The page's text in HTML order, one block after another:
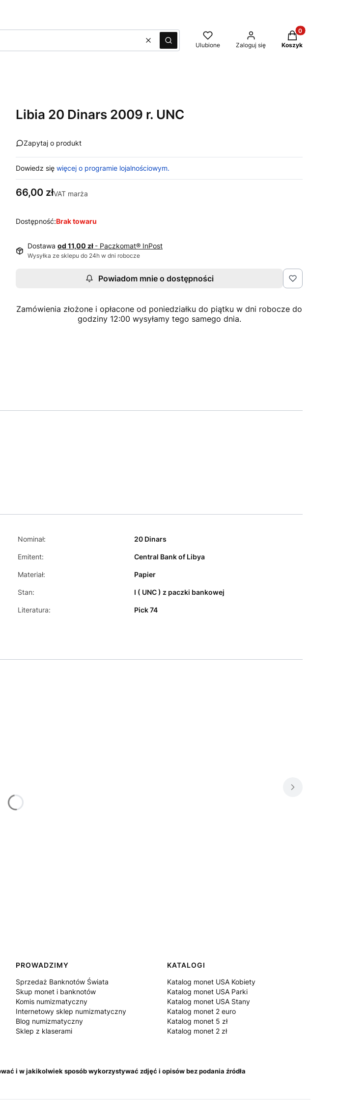
WyczyśćSzukaj Ulubione Zaloguj się
Produkty w
Koszyk
Libia 20 Dinars 2009 r. UNC
Zapytaj o produkt
Dowiedz się więcej o programie lojalnościowym.
Cena
66,00 złVAT marża
Dostępność:Brak towaru
Dostawa od 11,00 zł - Paczkomat® InPost
Wysyłka ze sklepu do 24h w dni robocze
Powiadom mnie o dostępności
Zamówienia złożone i opłacone od poniedziałku do piątku w dni robocze do
godziny 12:00 wysyłamy tego samego dnia.
Nominał: 20 Dinars
Emitent: Central Bank of Libya
Materiał: Papier
Stan: I ( UNC ) z paczki bankowej
Literatura: Pick 74
PROWADZIMY
Sprzedaż Banknotów Świata
Skup monet i banknotów
Komis numizmatyczny
Internetowy sklep numizmatyczny
Blog numizmatyczny
Sklep z klaserami
KATALOGI
Katalog monet USA Kobiety
Katalog monet USA Parki
Katalog monet USA Stany
Katalog monet 2 euro
Katalog monet 5 zł
Katalog monet 2 zł
i w jakikolwiek sposób wykorzystywać zdjęć i opisów bez podania źródła